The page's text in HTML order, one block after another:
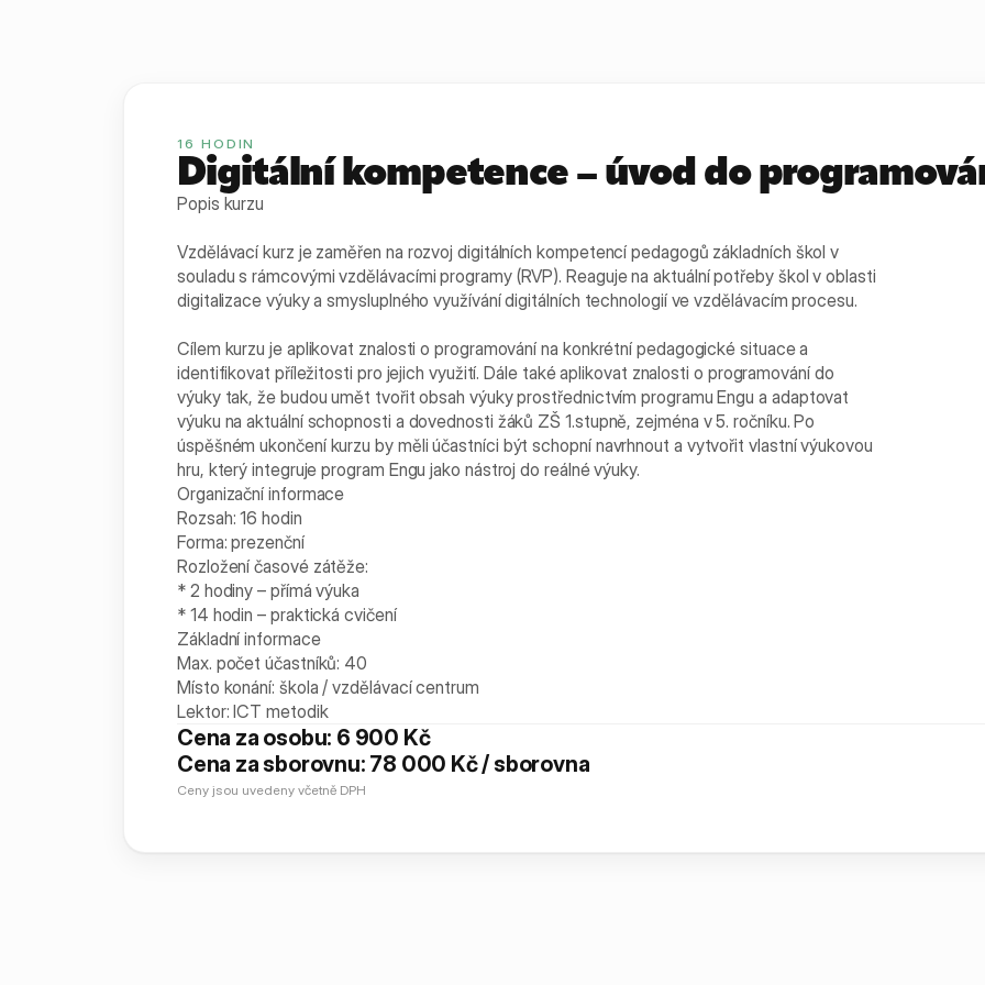
16 HODIN
Digitální kompetence – úvod do
Popis kurzu
Vzdělávací kurz je zaměřen na rozvoj digitálních kompetencí pedagogů základních škol v
souladu s rámcovými vzdělávacími programy (RVP). Reaguje na aktuální potřeby škol v oblasti
digitalizace výuky a smysluplného využívání digitálních technologií ve vzdělávacím procesu.
Cílem kurzu je aplikovat znalosti o programování na konkrétní pedagogické situace a
identifikovat příležitosti pro jejich využití. Dále také aplikovat znalosti o programování do
výuky tak, že budou umět tvořit obsah výuky prostřednictvím programu Engu a adaptovat
výuku na aktuální schopnosti a dovednosti žáků ZŠ 1.stupně, zejména v 5. ročníku. Po
úspěšném ukončení kurzu by měli účastníci být schopní navrhnout a vytvořit vlastní výukovou
hru, který integruje program Engu jako nástroj do reálné výuky.
Organizační informace
Rozsah: 16 hodin
Forma: prezenční
Rozložení časové zátěže:
* 2 hodiny – přímá výuka
* 14 hodin – praktická cvičení
Základní informace
Max. počet účastníků: 40
Místo konání: škola / vzdělávací centrum
Lektor: ICT metodik
Cena za osobu: 6 900 Kč
Cena za sborovnu: 78 000 Kč / sborovna
Ceny jsou uvedeny včetně DPH